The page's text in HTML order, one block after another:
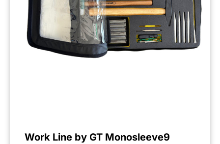
Work Line by GT Monosleeve9